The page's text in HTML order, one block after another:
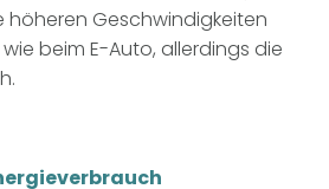
höheren Geschwindigkeiten
beim E-Auto, allerdings die